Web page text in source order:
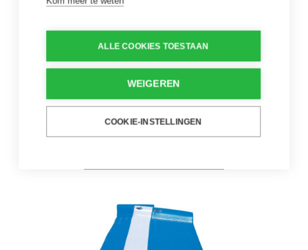
Lounger Surf
Zwembadzetel | Kerlis
Kwalitatieve
zwembadzetel
ALLE COOKIES TOESTAAN
WEIGEREN
COOKIE-INSTELLINGEN